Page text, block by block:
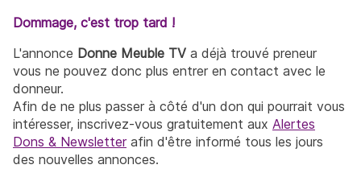
Dommage, c'est trop tard !
L'annonce Donne Meuble TV a déjà trouvé preneur
vous ne pouvez donc plus entrer en contact avec le
donneur.
Afin de ne plus passer à côté d'un don qui pourrait vous
intéresser, inscrivez-vous gratuitement aux Alertes
Dons & Newsletterafin d'être informé tous les jours
des nouvelles annonces.